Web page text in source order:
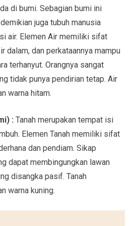
di bumi. Sebagian bumi ini
juga tubuh manusia
air. Elemen Air memiliki sifat
dalam, dan perkataannya mampu
terhanyut. Orangnya sangat
tidak punya pendirian tetap. Air
warna hitam.
: Tanah merupakan tempat isi
Elemen Tanah memiliki sifat
dan pendiam. Sikap
dapat membingungkan lawan
disangka pasif. Tanah
warna kuning.